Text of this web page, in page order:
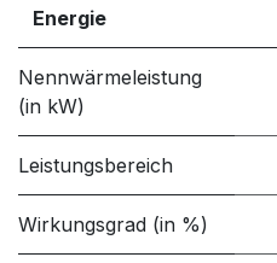
Energie
Nennwärmeleistung
(in kW)
Leistungsbereich
Wirkungsgrad (in %)